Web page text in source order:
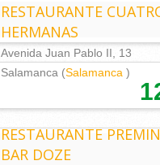
RESTAURANTE
HERMANAS
Avenida Juan Pablo II, 13
Salamanca (Salamanca )
RESTAURANTE
BAR DOZE